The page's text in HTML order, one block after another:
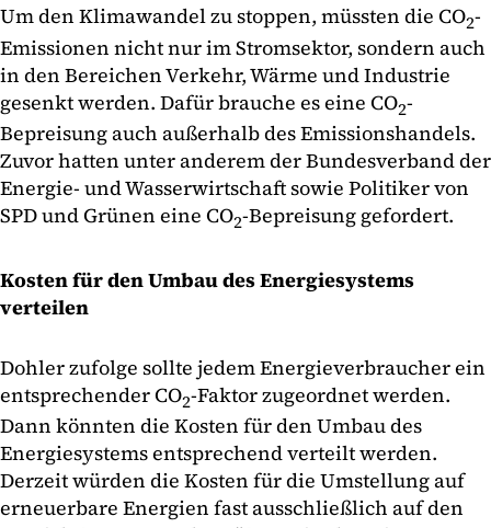
Um den Klimawandel zu stoppen, müssten die CO2-
Emissionen nicht nur im Stromsektor, sondern auch
in den Bereichen Verkehr, Wärme und Industrie
gesenkt werden. Dafür brauche es eine CO2-
Bepreisung auch außerhalb des Emissionshandels.
Zuvor hatten unter anderem der Bundesverband der
Energie- und Wasserwirtschaft sowie Politiker von
SPD und Grünen eine CO2-Bepreisung gefordert.
Kosten für den Umbau des Energiesystems
verteilen
Dohler zufolge sollte jedem Energieverbraucher ein
entsprechender CO2-Faktor zugeordnet werden.
Dann könnten die Kosten für den Umbau des
Energiesystems entsprechend verteilt werden.
Derzeit würden die Kosten für die Umstellung auf
erneuerbare Energien fast ausschließlich auf den